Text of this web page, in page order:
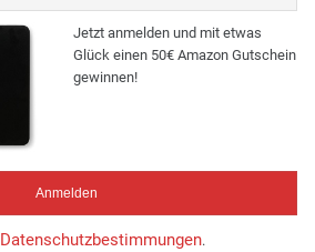
Jetzt anmelden und mit etwas
Glück einen 50€ Amazon Gutschein
gewinnen!
Datenschutzbestimmungen.